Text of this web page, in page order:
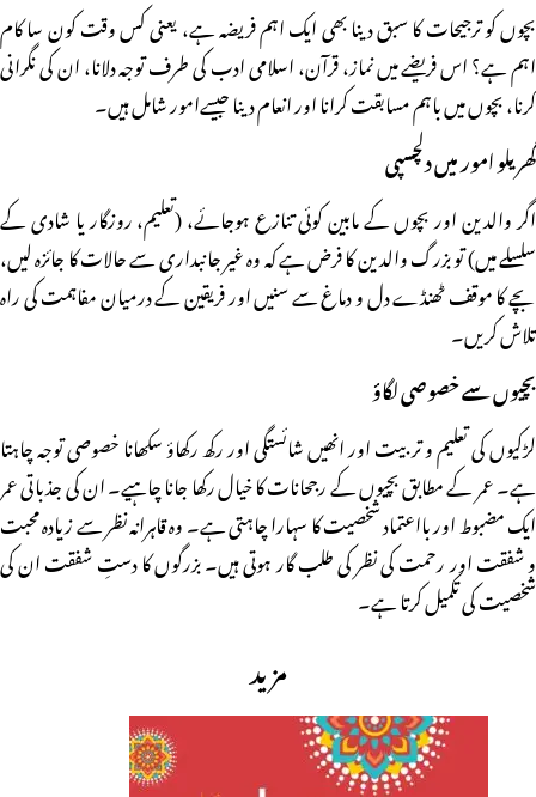
بچوں کو ترجیحات کا سبق دینا بھی ایک اہم فریضہ ہے، یعنی کس وقت کون سا کام
اہم ہے؟ اس فریضے میں نماز، قرآن، اسلامی ادب کی طرف توجہ دلانا، ان کی نگرانی
کرنا، بچوں میں باہم مسابقت کرانا اور انعام دینا جیسےامور شامل ہیں۔
گھریلو امور میں دلچسپی
اگر والدین اور بچوں کے مابین کوئی تنازع ہوجائے، (تعلیم، روزگار یا شادی کے
سلسلے میں) تو بزرگ والدین کا فرض ہے کہ وہ غیر جانبداری سے حالات کا جائزہ لیں،
بچے کا موقف ٹھنڈے دل و دماغ سے سنیں اور فریقین کے درمیان مفاہمت کی راہ
تلاش کریں۔
بچیوں سے خصوصی لگاؤ
لڑکیوں کی تعلیم و تربیت اور انھیں شائستگی اور رکھ رکھاؤ سکھانا خصوصی توجہ چاہتا
ہے۔ عمر کے مطابق بچیوں کے رجحانات کا خیال رکھا جانا چاہیے۔ ان کی جذباتی عمر
ایک مضبوط اور بااعتماد شخصیت کا سہارا چاہتی ہے۔ وہ قاہرانہ نظر سے زیادہ محبت
و شفقت اور رحمت کی نظر کی طلب گار ہوتی ہیں۔ بزرگوں کا دستِ شفقت ان کی
شخصیت کی تکمیل کرتا ہے۔
مزید